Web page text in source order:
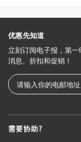
需要协助?
优惠先知道
立刻订阅电子报，第
消息、折扣和促销！